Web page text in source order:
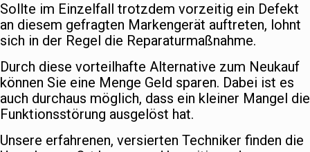
Sollte im Einzelfall trotzdem vorzeitig ein Defekt
an diesem gefragten Markengerät auftreten, lohnt
sich in der Regel die Reparaturmaßnahme.
Durch diese vorteilhafte Alternative zum Neukauf
können Sie eine Menge Geld sparen. Dabei ist es
auch durchaus möglich, dass ein kleiner Mangel die
Funktionsstörung ausgelöst hat.
Unsere erfahrenen, versierten Techniker finden die